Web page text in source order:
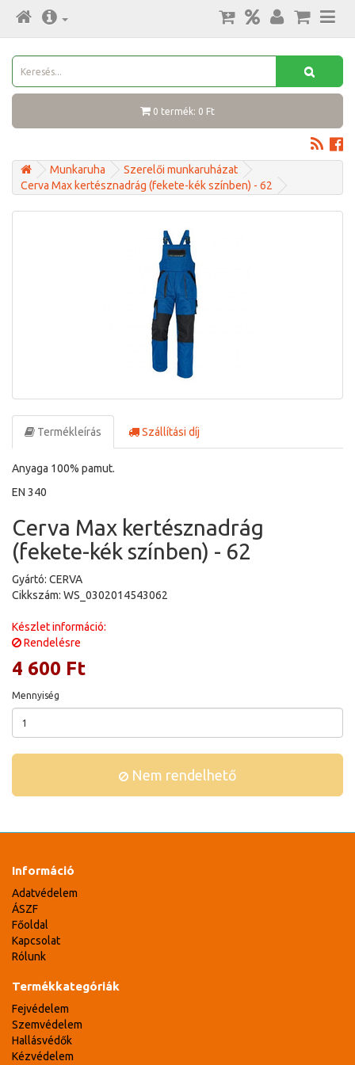
0 termék: 0 Ft
Munkaruha
Szerelői munkaruházat
Cerva Max kertésznadrág (fekete-kék színben) - 62
Termékleírás Szállítási díj
Anyaga 100% pamut.
EN 340
Cerva Max kertésznadrág
(fekete-kék színben) - 62
Gyártó: CERVA
Cikkszám: WS_0302014543062
Készlet információ:
Rendelésre
4 600 Ft
Mennyiség
Nem rendelhető
Információ
Adatvédelem
ÁSZF
Főoldal
Kapcsolat
Rólunk
Termékkategóriák
Fejvédelem
Szemvédelem
Hallásvédők
Kézvédelem